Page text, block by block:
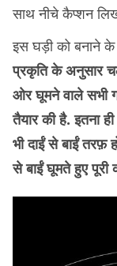
साथ नीचे कैप्शन
इस घड़ी को बनाने
प्रकृति के अनुसार
ओर घूमने वाले सभी
तैयार की है. इतना ही
भी दाईं से बाईं तरफ़
से बाईं घूमते हुए पूरी